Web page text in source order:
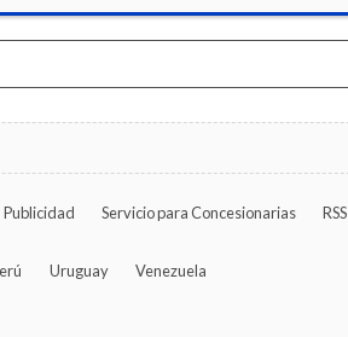
Publicidad Servicio para Concesionarias RSS
Uruguay Venezuela